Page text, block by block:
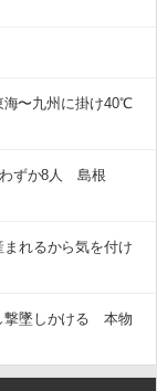
海〜九州に掛け40℃
わずか8人 島根
れるから気を付け
撃墜しかける 本物